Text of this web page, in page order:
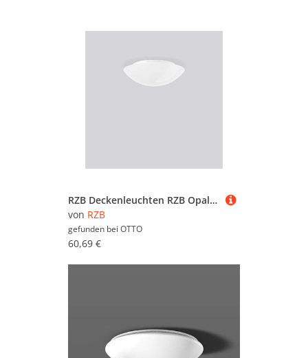
RZB Deckenleuchten RZB Opalglasleuchte 211059.002
von RZB
gefunden bei OTTO
60,69 €